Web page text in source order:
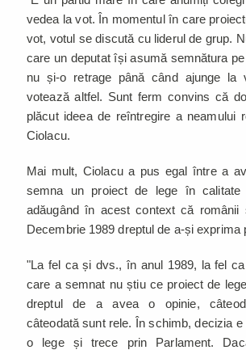
vedea la vot. În momentul în care
vot, votul se discută cu liderul de grup.
care un deputat își asumă semnătura
nu și-o retrage până când ajunge la
votează altfel. Sunt ferm convins că
plăcut ideea de reîntregire a neamului
Ciolacu.
Mai mult, Ciolacu a pus egal între a
semna un proiect de lege în calitate
adăugând în acest context că românii
Decembrie 1989 dreptul de a-și exprima
"La fel ca și dvs., în anul 1989, la fel
care a semnat nu știu ce proiect de
dreptul de a avea o opinie,
câteodată sunt rele. În schimb, decizia
o lege și trece prin Parlament.